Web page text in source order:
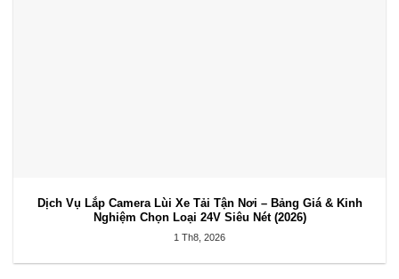
Dịch Vụ Lắp Camera Lùi Xe Tải Tận Nơi – Bảng Giá & Kinh
Nghiệm Chọn Loại 24V Siêu Nét (2026)
1 Th8, 2026